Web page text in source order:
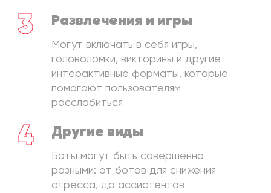
3 Развлечения и игры
Могут включать в себя игры,
головоломки, викторины и другие
интерактивные форматы, которые
помогают пользователям
расслабиться
4 Другие виды
Боты могут быть совершенно
разными: от ботов для снижения
стресса, до ассистентов